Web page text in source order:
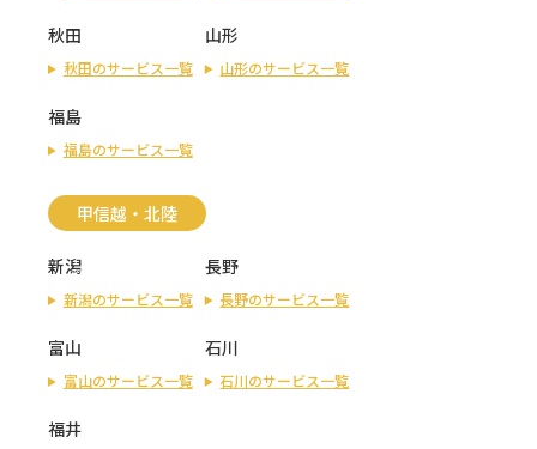
秋田
秋田のサービス一覧
山形
山形のサービス一覧
福島
福島のサービス一覧
甲信越・北陸
新潟
新潟のサービス一覧
長野
長野のサービス一覧
富山
富山のサービス一覧
石川
石川のサービス一覧
福井